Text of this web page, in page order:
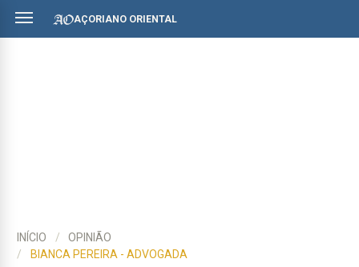
AÇORIANO ORIENTAL
INÍCIO
OPINIÃO
BIANCA PEREIRA - ADVOGADA